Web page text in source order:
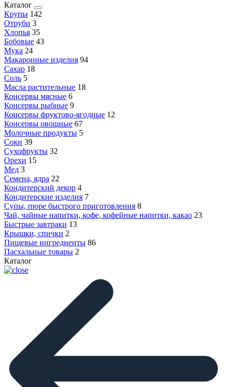
Каталог
Крупы 142
Отруби 3
Хлопья 35
Бобовые 43
Мука 24
Макаронные изделия 94
Сахар 18
Соль 5
Масла растительные 18
Консервы мясные 6
Консервы рыбные 9
Консервы фруктово-ягодные 12
Консервы овощные 67
Молочные продукты 5
Соки 39
Сухофрукты 32
Орехи 15
Мед 3
Семена, ядра 22
Кондитерский декор 4
Кондитерские изделия 7
Супы, пюре быстрого приготовления 8
Чай, чайные напитки, кофе, кофейные напитки, какао 23
Быстрые завтраки 13
Крышки, спички 2
Пищевые ингредиенты 86
Пасхальные товары 2
Каталог